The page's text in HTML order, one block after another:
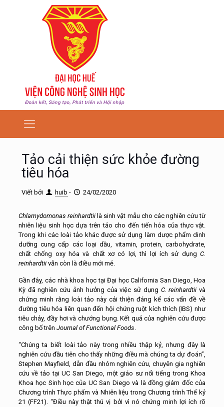
Tảo cải thiện sức khỏe đường
tiêu hóa
Viết bởi huib - 24/02/2020
Chlamydomonas reinhardtiilà sinh vật mẫu cho các nghiên cứu từ
nhiên liệu sinh học dựa trên tảo cho đến tiến hóa của thực vật.
Trong khi các loài tảo khác được sử dụng làm dược phẩm dinh
dưỡng cung cấp các loại dầu, vitamin, protein, carbohydrate,
chất chống oxy hóa và chất xơ có lợi, thì lợi ích sử dụngC.
reinhardtii vẫn còn là điều mới mẻ.
Gần đây, các nhà khoa học tại Đại học California San Diego, Hoa
Kỳ đã nghiên cứu ảnh hưởng của việc sử dụng C. reinhardtii và
chứng minh rằng loài tảo này cải thiện đáng kể các vấn đề về
đường tiêu hóa liên quan đến hội chứng ruột kích thích (IBS) như
tiêu chảy, đầy hơi và chướng bụng. Kết quả của nghiên cứu được
công bố trên Journal of Functional Foods.
“Chúng ta biết loài tảo này trong nhiều thập kỷ, nhưng đây là
nghiên cứu đầu tiên cho thấy những điều mà chúng ta dự đoán”,
Stephen Mayfield, dẫn đầu nhóm nghiên cứu, chuyên gia nghiên
cứu về tảo tại UC San Diego, một giáo sư nổi tiếng trong Khoa
Khoa học Sinh học của UC San Diego và là đồng giám đốc của
Chương trình Thực phẩm và Nhiên liệu trong Chương trình Thế kỷ
21 (FF21). “Điều này thật thú vị bởi vì nó chứng minh lợi ích rõ